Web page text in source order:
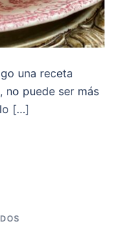
una receta
no puede ser más
[…]